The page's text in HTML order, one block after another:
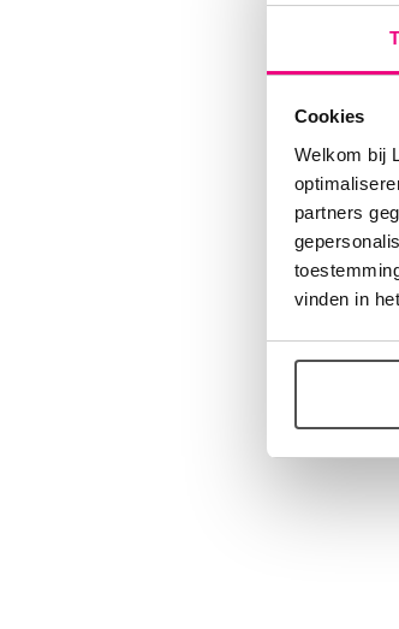
Cookies
Welkom bij
partners
vinden in